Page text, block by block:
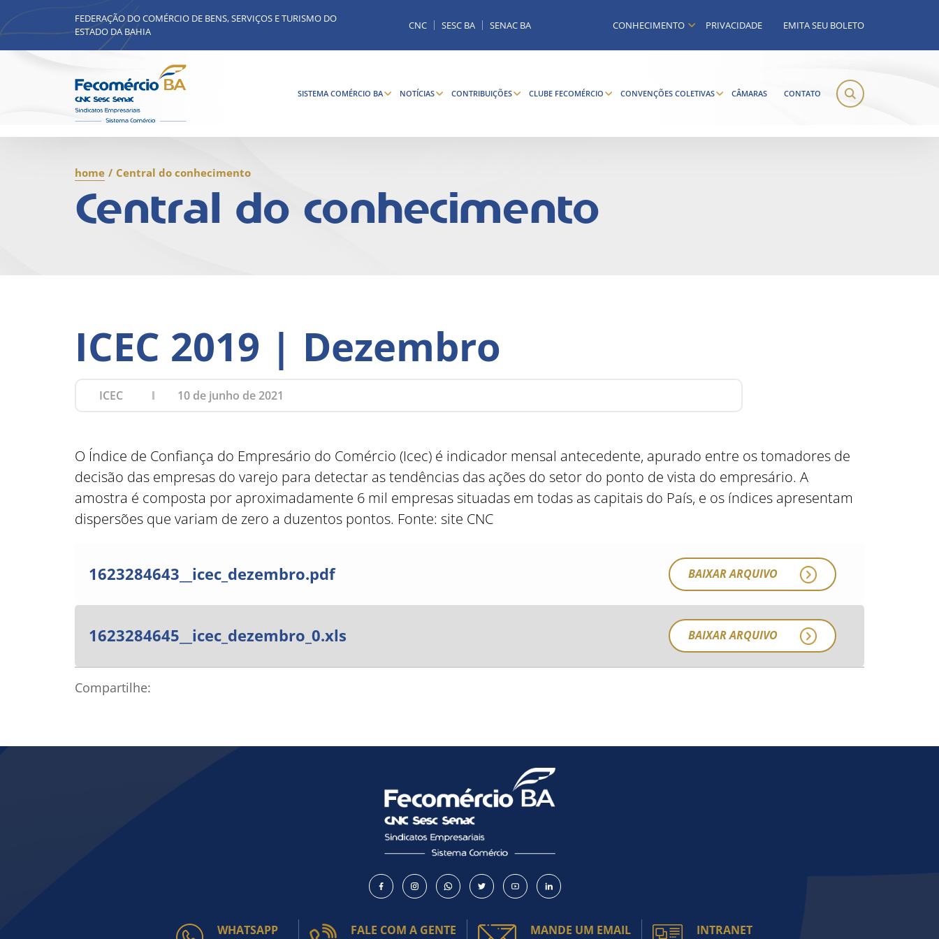
FEDERAÇÃO DO COMÉRCIO DE BENS, SERVIÇOS E TURISMO DO
ESTADO DA BAHIA
CNC SESC BA SENAC BA CONHECIMENTO PRIVACIDADE EMITA SEU BOLETO
SISTEMA COMÉRCIO BA NOTÍCIAS CONTRIBUIÇÕES CLUBE FECOMÉRCIO CONVENÇÕES COLETIVAS CÂMARAS CONTATO
home / Central do conhecimento
Central do conhecimento
ICEC 2019 | Dezembro
ICEC 10 de junho de 2021
O Índice de Confiança do Empresário do Comércio (Icec) é indicador mensal antecedente, apurado entre os tomadores de
decisão das empresas do varejo para detectar as tendências das ações do setor do ponto de vista do empresário. A
amostra é composta por aproximadamente 6 mil empresas situadas em todas as capitais do País, e os índices apresentam
dispersões que variam de zero a duzentos pontos. Fonte: site CNC
1623284643__icec_dezembro.pdf BAIXAR ARQUIVO
1623284645__icec_dezembro_0.xls BAIXAR ARQUIVO
Compartilhe:
WHATSAPP FALE COM A GENTE MANDE UM EMAIL INTRANET